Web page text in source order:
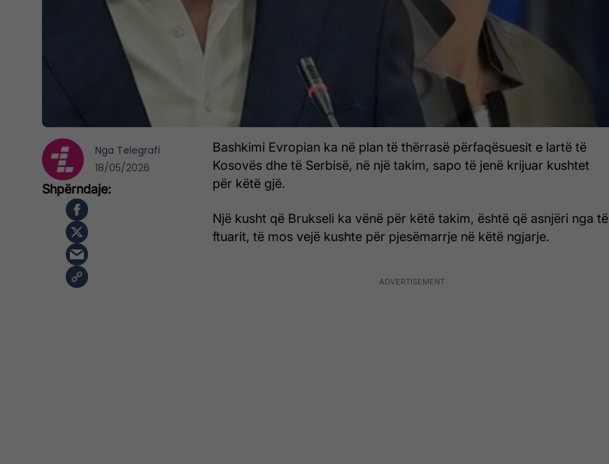
Bashkimi Evropian ka në plan të thërrasë përfaqësuesit e lartë të
Kosovës dhe të Serbisë, në një takim, sapo të jenë krijuar kushtet
për këtë gjë.
Një kusht që Brukseli ka vënë për këtë takim, është që asnjëri nga të
ftuarit, të mos vejë kushte për pjesëmarrje në këtë ngjarje.
Nga Telegrafi
18/05/2026